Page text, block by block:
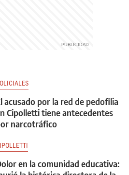
acusado por la red de pedofilia
Cipolletti tiene antecedentes
narcotráfico
en la comunidad educativa: